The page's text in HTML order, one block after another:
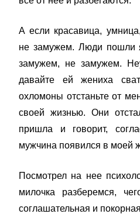
А если красавица,
не замужем. Люди пошли
замужем, не замужем.
давайте ей жениха
охломоны отстаньте от
своей жизнью. Они
пришла и говорит,
мужчина появился в моей
Посмотрел на нее
милочка разберемся,
соглашательная и